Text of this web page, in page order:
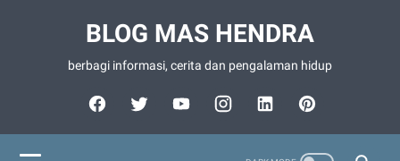
BLOG MAS HENDRA
berbagi informasi, cerita dan pengalaman hidup